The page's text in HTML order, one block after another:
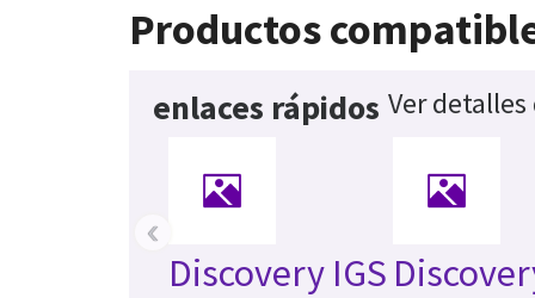
Productos
enlaces rápidos Ver
Discovery IGS
‹